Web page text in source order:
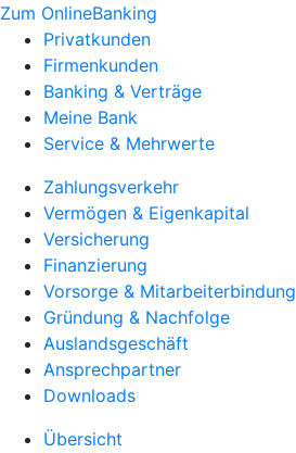
Zum OnlineBanking
Privatkunden
Firmenkunden
Banking & Verträge
Meine Bank
Service & Mehrwerte
Zahlungsverkehr
Vermögen & Eigenkapital
Versicherung
Finanzierung
Vorsorge & Mitarbeiterbindung
Gründung & Nachfolge
Auslandsgeschäft
Ansprechpartner
Downloads
Übersicht